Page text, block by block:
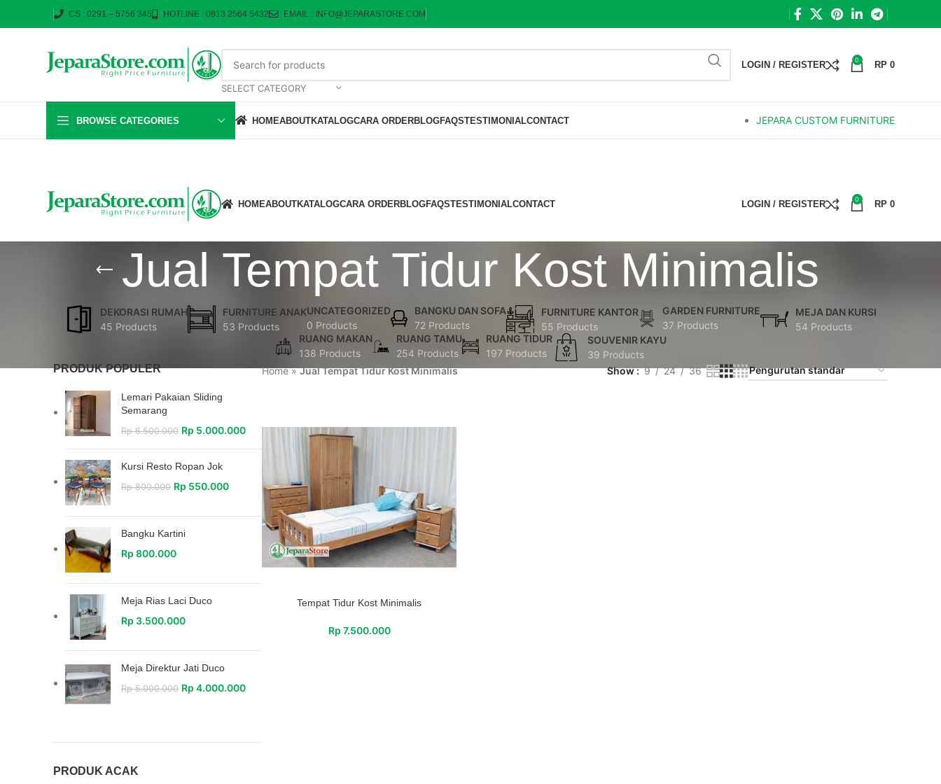
CS : 0291 – 5756 345 HOTLINE : 0813 2564 5432 EMAIL : INFO@JEPARASTORE.COM
SELECT CATEGORY
LOGIN / REGISTER 0 RP 0
BROWSE CATEGORIES HOMEABOUTKATALOGCARA ORDERBLOGFAQSTESTIMONIALCONTACT JEPARA CUSTOM FURNITURE
HOMEABOUTKATALOGCARA ORDERBLOGFAQSTESTIMONIALCONTACT LOGIN / REGISTER 0 RP 0
Jual Tempat Tidur Kost Minimalis
DEKORASI RUMAH
45 Products
FURNITURE ANAK
53 Products
UNCATEGORIZED
0 Products
BANGKU DAN SOFA
72 Products
FURNITURE KANTOR
55 Products
GARDEN FURNITURE
37 Products
MEJA DAN KURSI
54 Products
RUANG MAKAN
138 Products
RUANG TAMU
254 Products
RUANG TIDUR
197 Products
SOUVENIR KAYU
39 Products
PRODUK POPULER
Lemari Pakaian Sliding
Semarang
Rp6.500.000 Rp 5.000.000
Kursi Resto Ropan Jok
Rp800.000 Rp 550.000
Bangku Kartini
Rp 800.000
Meja Rias Laci Duco
Rp 3.500.000
Meja Direktur Jati Duco
Rp5.000.000 Rp 4.000.000
PRODUK ACAK
Home»Jual Tempat Tidur Kost Minimalis Show 9 24 36
Tempat Tidur Kost Minimalis
Rp 7.500.000